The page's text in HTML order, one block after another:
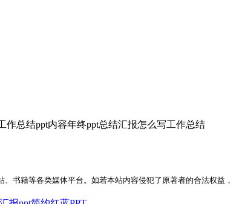
作总结ppt内容年终ppt总结汇报怎么写工作总结
书籍等各类媒体平台。如若本站内容侵犯了原著者的合法权益，